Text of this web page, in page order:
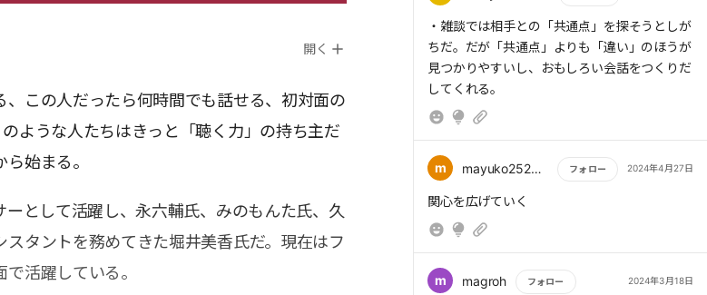
開く
、この人だったら何時間でも話せる、初対面の
ような人たちはきっと「聴く力」の持ち主だ
始まる。
として活躍し、永六輔氏、みのもんた氏、久
タントを務めてきた堀井美香氏だ。現在はフ
活躍している。
> 「聴きポジ」として会話のきっかけをつくり
たいときには、「ふつうと違うところ」や「自
分と違うところ」を見つけて質問するとよい。
これは、アナウンサーである著者がトーク番組
のゲストに対してよく使うノウハウである。
> 雑談では相手との「共通点」を探そうとしが
ちだ。だが「共通点」よりも「違い」のほうが
てほしい。
もっと読む
・雑談では相手との「共通点」を探そうとしが
ちだ。だが「共通点」よりも「違い」のほうが
見つかりやすいし、おもしろい会話をつくりだ
してくれる。
m mayuko252525 フォロー 2024年4月27日
もっと読む
関心を広げていく
m magroh フォロー 2024年3月18日